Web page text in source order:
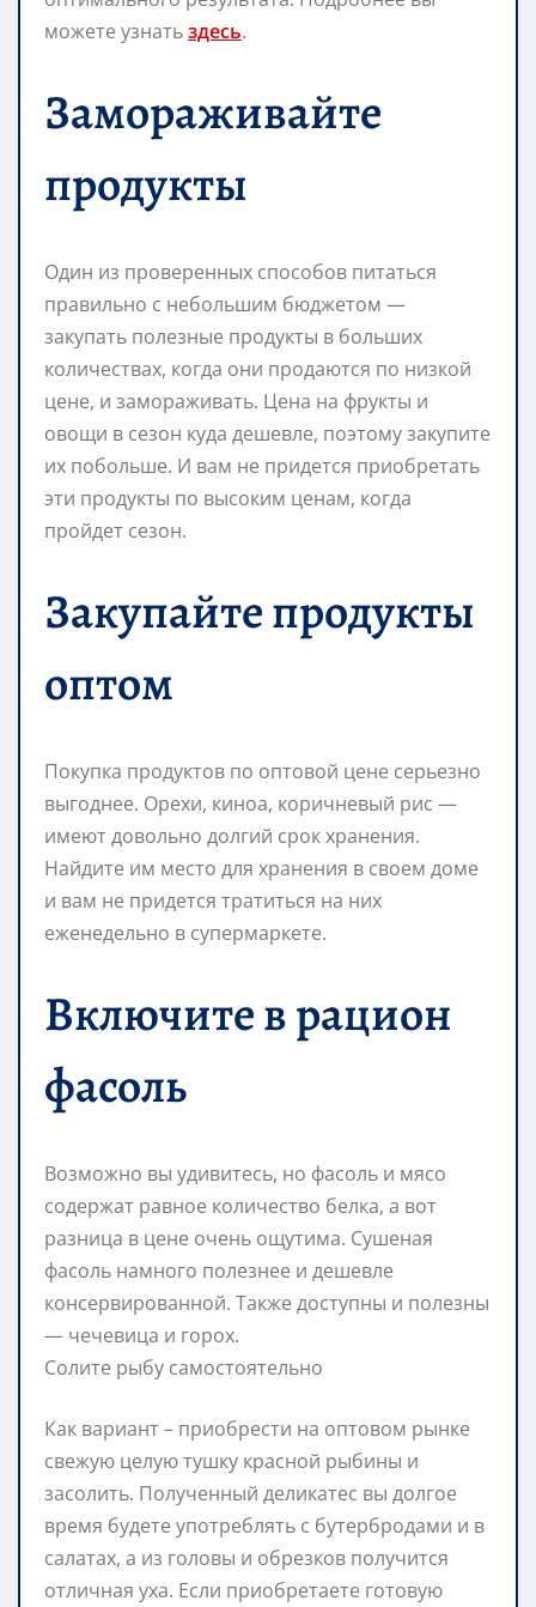
можете узнатьздесь.
Замораживайте
продукты
Один из проверенных способов питаться
правильно с небольшим бюджетом —
закупать полезные продукты в больших
количествах, когда они продаются по низкой
цене, и замораживать. Цена на фрукты и
овощи в сезон куда дешевле, поэтому закупите
их побольше. И вам не придется приобретать
эти продукты по высоким ценам, когда
пройдет сезон.
Закупайте продукты
оптом
Покупка продуктов по оптовой цене серьезно
выгоднее. Орехи, киноа, коричневый рис —
имеют довольно долгий срок хранения.
Найдите им место для хранения в своем доме
и вам не придется тратиться на них
еженедельно в супермаркете.
Включите в рацион
фасоль
Возможно вы удивитесь, но фасоль и мясо
содержат равное количество белка, а вот
разница в цене очень ощутима. Сушеная
фасоль намного полезнее и дешевле
консервированной. Также доступны и полезны
— чечевица и горох.
Солите рыбу самостоятельно
Как вариант – приобрести на оптовом рынке
свежую целую тушку красной рыбины и
засолить. Полученный деликатес вы долгое
время будете употреблять с бутербродами и в
салатах, а из головы и обрезков получится
отличная уха. Если приобретаете готовую